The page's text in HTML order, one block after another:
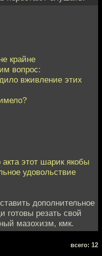
крайне
вопрос:
вживление этих
этот шарик якобы
удовольствие
дополнительное
готовы резать свой
мазохизм, кмк.
всего: 12